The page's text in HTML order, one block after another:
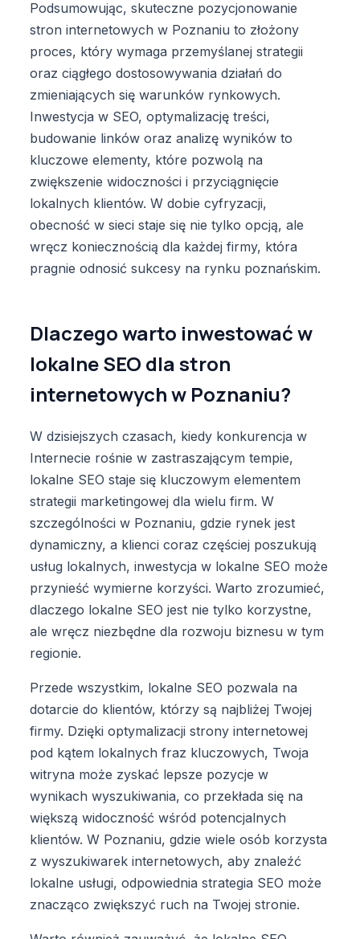
Podsumowując, skuteczne pozycjonowanie
stron internetowych w Poznaniu to złożony
proces, który wymaga przemyślanej strategii
oraz ciągłego dostosowywania działań do
zmieniających się warunków rynkowych.
Inwestycja w SEO, optymalizację treści,
budowanie linków oraz analizę wyników to
kluczowe elementy, które pozwolą na
zwiększenie widoczności i przyciągnięcie
lokalnych klientów. W dobie cyfryzacji,
obecność w sieci staje się nie tylko opcją, ale
wręcz koniecznością dla każdej firmy, która
pragnie odnosić sukcesy na rynku poznańskim.
Dlaczego warto inwestować w
lokalne SEO dla stron
internetowych w Poznaniu?
W dzisiejszych czasach, kiedy konkurencja w
Internecie rośnie w zastraszającym tempie,
lokalne SEO staje się kluczowym elementem
strategii marketingowej dla wielu firm. W
szczególności w Poznaniu, gdzie rynek jest
dynamiczny, a klienci coraz częściej poszukują
usług lokalnych, inwestycja w lokalne SEO może
przynieść wymierne korzyści. Warto zrozumieć,
dlaczego lokalne SEO jest nie tylko korzystne,
ale wręcz niezbędne dla rozwoju biznesu w tym
regionie.
Przede wszystkim, lokalne SEO pozwala na
dotarcie do klientów, którzy są najbliżej Twojej
firmy. Dzięki optymalizacji strony internetowej
pod kątem lokalnych fraz kluczowych, Twoja
witryna może zyskać lepsze pozycje w
wynikach wyszukiwania, co przekłada się na
większą widoczność wśród potencjalnych
klientów. W Poznaniu, gdzie wiele osób korzysta
z wyszukiwarek internetowych, aby znaleźć
lokalne usługi, odpowiednia strategia SEO może
znacząco zwiększyć ruch na Twojej stronie.